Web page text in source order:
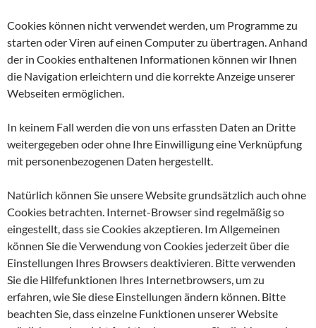
Cookies können nicht verwendet werden, um Programme zu
starten oder Viren auf einen Computer zu übertragen. Anhand
der in Cookies enthaltenen Informationen können wir Ihnen
die Navigation erleichtern und die korrekte Anzeige unserer
Webseiten ermöglichen.
In keinem Fall werden die von uns erfassten Daten an Dritte
weitergegeben oder ohne Ihre Einwilligung eine Verknüpfung
mit personenbezogenen Daten hergestellt.
Natürlich können Sie unsere Website grundsätzlich auch ohne
Cookies betrachten. Internet-Browser sind regelmäßig so
eingestellt, dass sie Cookies akzeptieren. Im Allgemeinen
können Sie die Verwendung von Cookies jederzeit über die
Einstellungen Ihres Browsers deaktivieren. Bitte verwenden
Sie die Hilfefunktionen Ihres Internetbrowsers, um zu
erfahren, wie Sie diese Einstellungen ändern können. Bitte
beachten Sie, dass einzelne Funktionen unserer Website